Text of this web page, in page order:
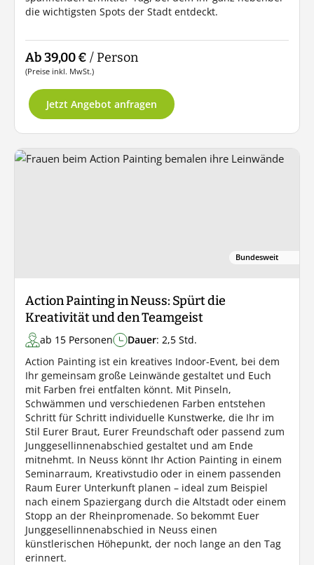
die wichtigsten Spots der Stadt entdeckt.
Ab 39,00 € / Person
(Preise inkl. MwSt.)
Jetzt Angebot anfragen
Bundesweit
Action Painting in Neuss: Spürt die
Kreativität und den Teamgeist
ab 15 Personen Dauer: 2,5 Std.
Action Painting ist ein kreatives Indoor-Event, bei dem
Ihr gemeinsam große Leinwände gestaltet und Euch
mit Farben frei entfalten könnt. Mit Pinseln,
Schwämmen und verschiedenen Farben entstehen
Schritt für Schritt individuelle Kunstwerke, die Ihr im
Stil Eurer Braut, Eurer Freundschaft oder passend zum
Junggesellinnenabschied gestaltet und am Ende
mitnehmt. In Neuss könnt Ihr Action Painting in einem
Seminarraum, Kreativstudio oder in einem passenden
Raum Eurer Unterkunft planen – ideal zum Beispiel
nach einem Spaziergang durch die Altstadt oder einem
Stopp an der Rheinpromenade. So bekommt Euer
Junggesellinnenabschied in Neuss einen
künstlerischen Höhepunkt, der noch lange an den Tag
erinnert.